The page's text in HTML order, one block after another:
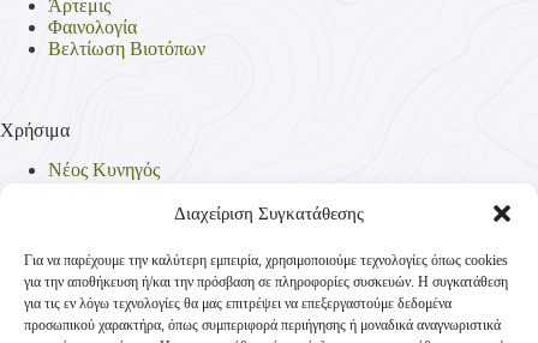
Διαχείριση Συγκατάθεσης
Για να παρέχουμε την καλύτερη εμπειρία, χρησιμοποιούμε τεχνολογίες όπως cookies
για την αποθήκευση ή/και την πρόσβαση σε πληροφορίες συσκευών. Η συγκατάθεση
για τις εν λόγω τεχνολογίες θα μας επιτρέψει να επεξεργαστούμε δεδομένα
προσωπικού χαρακτήρα, όπως συμπεριφορά περιήγησης ή μοναδικά αναγνωριστικά
Άρτεμις
Φαινολογία
Βελτίωση Βιοτόπων
Χρήσιμα
Νέος Κυνηγός
Νομοθεσία
Πολιτική Απορρήτου
Πολιτική Cookies (ΕΕ)